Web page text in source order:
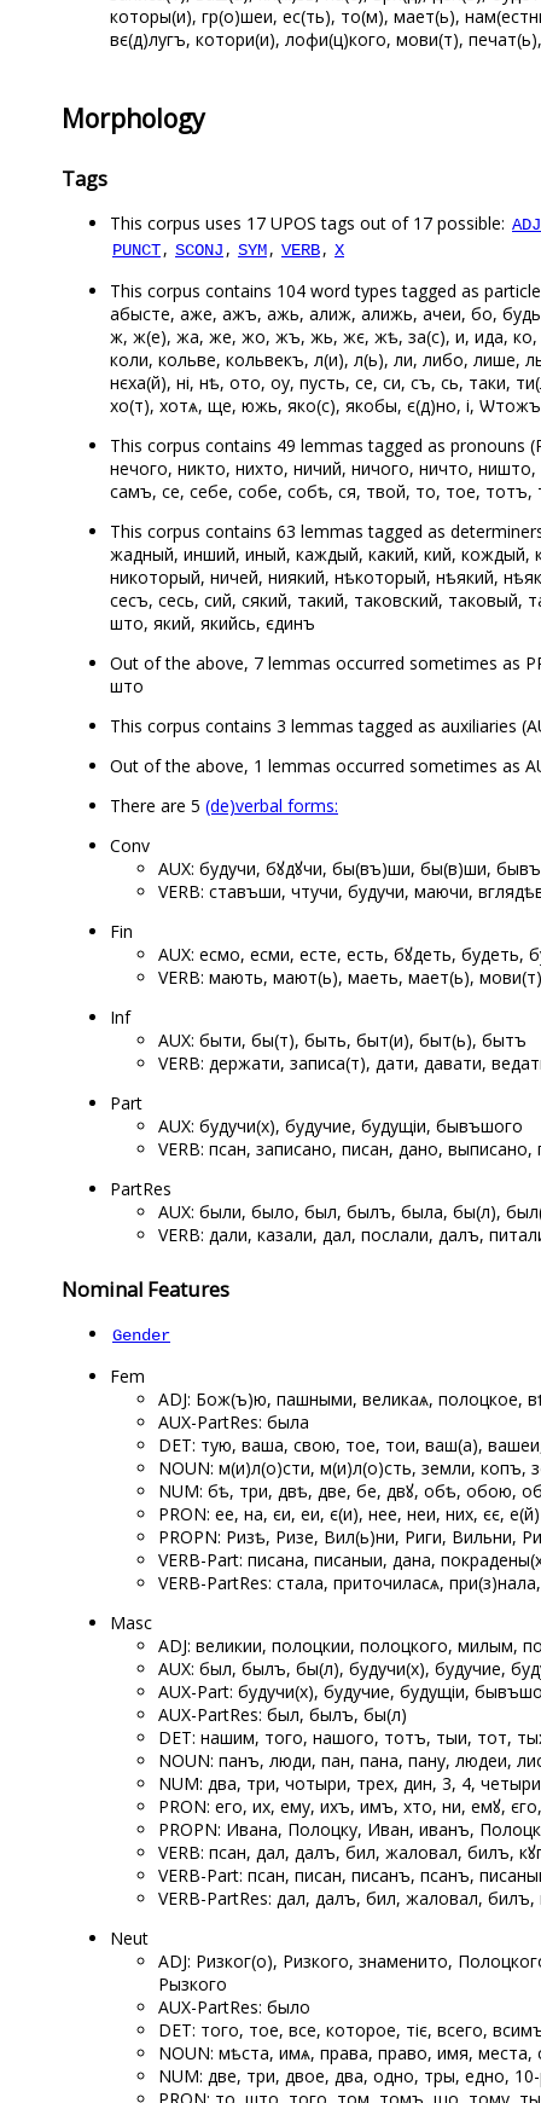
которы(и), гр(о)шеи, ес(ть), то(м), мает(ь),
вє(д)лугъ, котори(и), лофи(ц)кого, мови(т),
Morphology
Tags
This corpus uses 17 UPOS tags out of 17 possible: ADJ
PUNCT, SCONJ , SYM, VERB, X
This corpus contains 104 word types tagged as
абысте, аже, ажъ, ажь, алиж, алижь, ачеи, бо,
ж, ж(е), жа, же, жо, жъ, жь, жє, жѣ, за(с), и, ида, ко,
коли, кольве, кольвекъ, л(и), л(ь), ли, либо, лише,
нєха(й), ні, нѣ, ото, оу, пусть, се, си, съ, сь, таки,
хо(т), хотѧ, ще, южь, яко(с), якобы, є(д)но, і,
This corpus contains 49 lemmas tagged as
нечого, никто, нихто, ничий, ничого, ничто,
самъ, се, себе, собе, собѣ, ся, твой, то, тое,
This corpus contains 63 lemmas tagged as
жадный, инший, иный, каждый, какий, кий,
никоторый, ничей, ниякий, нѣкоторый, нѣякий,
сесъ, сесь, сий, сякий, такий, таковский,
што, який, якийсь, єдинъ
Out of the above, 7 lemmas occurred sometimes as
што
This corpus contains 3 lemmas tagged as auxiliaries
Out of the above, 1 lemmas occurred sometimes as
There are 5 (de)verbal forms:
Conv
AUX: будучи, бꙋдꙋчи, бы(въ)ши, бы(в)ши,
VERB: ставъши, чтучи, будучи, маючи,
Fin
AUX: есмо, есми, есте, есть, бꙋдеть, будеть,
VERB: мають, мают(ь), маеть, мает(ь),
Inf
AUX: быти, бы(т), быть, быт(и), быт(ь), бытъ
VERB: держати, записа(т), дати, давати,
Part
AUX: будучи(х), будучие, будущіи, бывъшого
VERB: псан, записано, писан, дано,
PartRes
AUX: были, было, был, былъ, была, бы(л),
VERB: дали, казали, дал, послали, далъ,
Nominal Features
Gender
Fem
ADJ: Бож(ъ)ю, пашными, великаѧ, полоцкое,
AUX-PartRes: была
DET: тую, ваша, свою, тое, тои, ваш(а),
NOUN: м(и)л(о)сти, м(и)л(о)сть, земли, копъ,
NUM: ѡбѣ, три, двѣ, две, ѡбе, двꙋ, обѣ, обою,
PRON: ее, ѡна, єи, еи, є(и), нее, неи, них, єє, е(й)
PROPN: Ризѣ, Ризе, Вил(ь)ни, Риги, Вильни,
VERB-Part: писана, писаныи, дана,
VERB-PartRes: стала, приточиласѧ,
Masc
ADJ: великии, полоцкии, полоцкого, милым,
AUX: был, былъ, бы(л), будучи(х), будучие,
AUX-Part: будучи(х), будучие, будущіи,
AUX-PartRes: был, былъ, бы(л)
DET: нашим, того, нашого, тотъ, тыи, тот,
NOUN: панъ, люди, пан, пана, пану, людеи,
NUM: два, три, чотыри, трех, ѡдин, 3, 4,
PRON: его, их, ему, ихъ, имъ, хто, ѡни, емꙋ,
PROPN: Ивана, Полоцку, Иван, иванъ,
VERB: псан, дал, далъ, бил, жаловал, билъ,
VERB-Part: псан, писан, писанъ, псанъ,
VERB-PartRes: дал, далъ, бил, жаловал,
Neut
ADJ: Ризког(о), Ризкого, знаменито,
Рызкого
AUX-PartRes: было
DET: того, тое, все, которое, тіє, всего,
NOUN: мѣста, имѧ, права, право, имя,
NUM: две, три, двое, два, одно, тры, едно,